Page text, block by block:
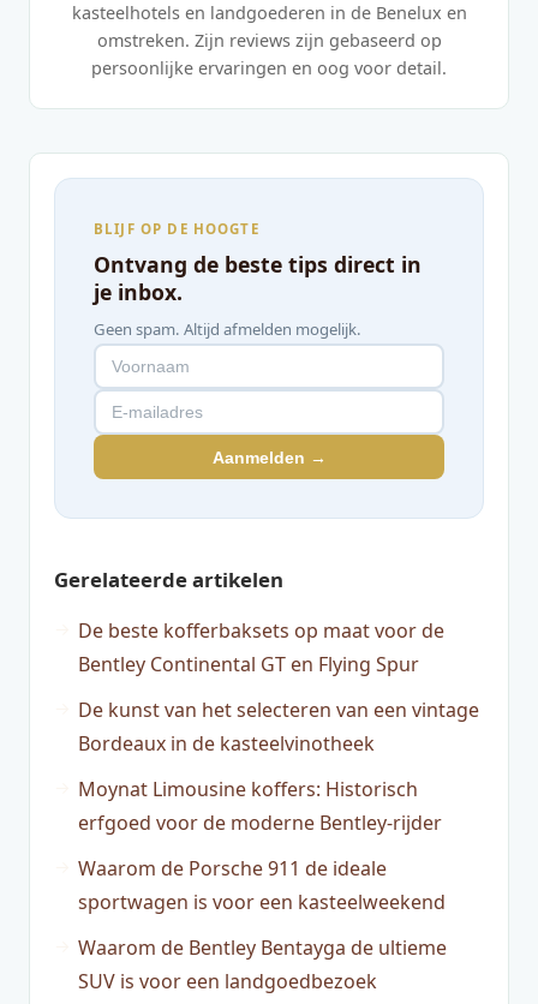
kasteelhotels en landgoederen in de Benelux en
omstreken. Zijn reviews zijn gebaseerd op
persoonlijke ervaringen en oog voor detail.
BLIJF OP DE HOOGTE
Ontvang de beste tips direct in
je inbox.
Geen spam. Altijd afmelden mogelijk.
Aanmelden →
Gerelateerde artikelen
De beste kofferbaksets op maat voor de
Bentley Continental GT en Flying Spur
De kunst van het selecteren van een vintage
Bordeaux in de kasteelvinotheek
Moynat Limousine koffers: Historisch
erfgoed voor de moderne Bentley-rijder
Waarom de Porsche 911 de ideale
sportwagen is voor een kasteelweekend
Waarom de Bentley Bentayga de ultieme
SUV is voor een landgoedbezoek